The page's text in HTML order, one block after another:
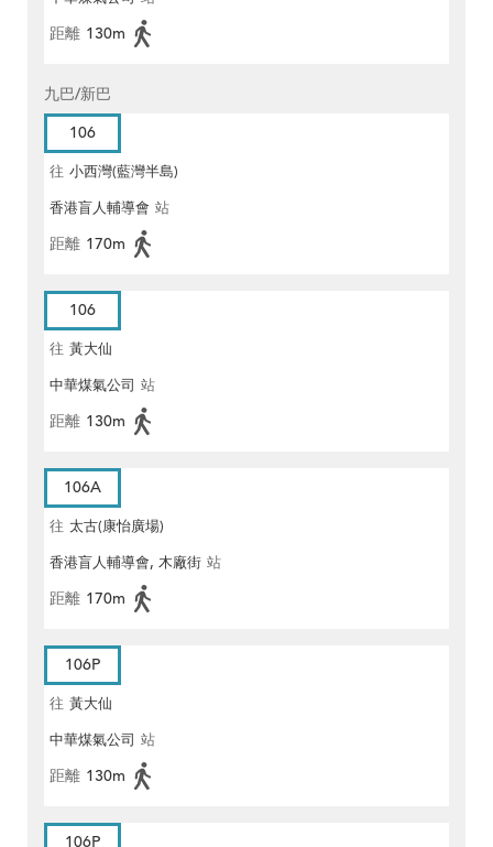
距離 130m
九巴/新巴
106
往 小西灣(藍灣半島)
香港盲人輔導會 站
距離 170m
106
往 黃大仙
中華煤氣公司 站
距離 130m
106A
往 太古(康怡廣場)
香港盲人輔導會, 木廠街 站
距離 170m
106P
往 黃大仙
中華煤氣公司 站
距離 130m
106P